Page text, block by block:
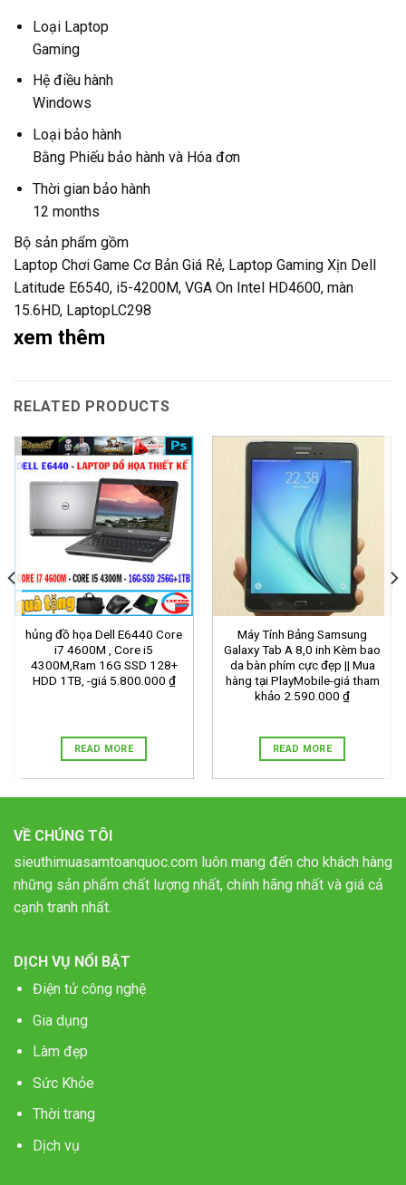
Loại Laptop
Gaming
Hệ điều hành
Windows
Loại bảo hành
Bằng Phiếu bảo hành và Hóa đơn
Thời gian bảo hành
12 months
Bộ sản phẩm gồm
Laptop Chơi Game Cơ Bản Giá Rẻ, Laptop Gaming Xịn Dell
Latitude E6540, i5-4200M, VGA On Intel HD4600, màn
15.6HD, LaptopLC298
xem thêm
RELATED PRODUCTS
hủng đồ họa Dell E6440 Core
i7 4600M , Core i5
4300M,Ram 16G SSD 128+
HDD 1TB, -giá 5.800.000 ₫
READ MORE
Máy Tính Bảng Samsung
Galaxy Tab A 8,0 inh Kèm bao
da bàn phím cực đẹp || Mua
hàng tại PlayMobile-giá tham
khảo 2.590.000 ₫
READ MORE
VỀ CHÚNG TÔI
sieuthimuasamtoanquoc.com luôn mang đến cho khách hàng
những sản phẩm chất lượng nhất, chính hãng nhất và giá cả
cạnh tranh nhất.
DỊCH VỤ NỔI BẬT
Điện tử công nghệ
Gia dụng
Làm đẹp
Sức Khỏe
Thời trang
Dịch vụ